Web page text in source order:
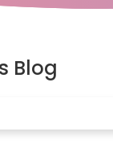
Blog